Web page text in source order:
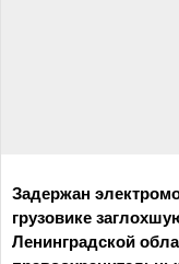
Задержан
грузовике
Ленинградской